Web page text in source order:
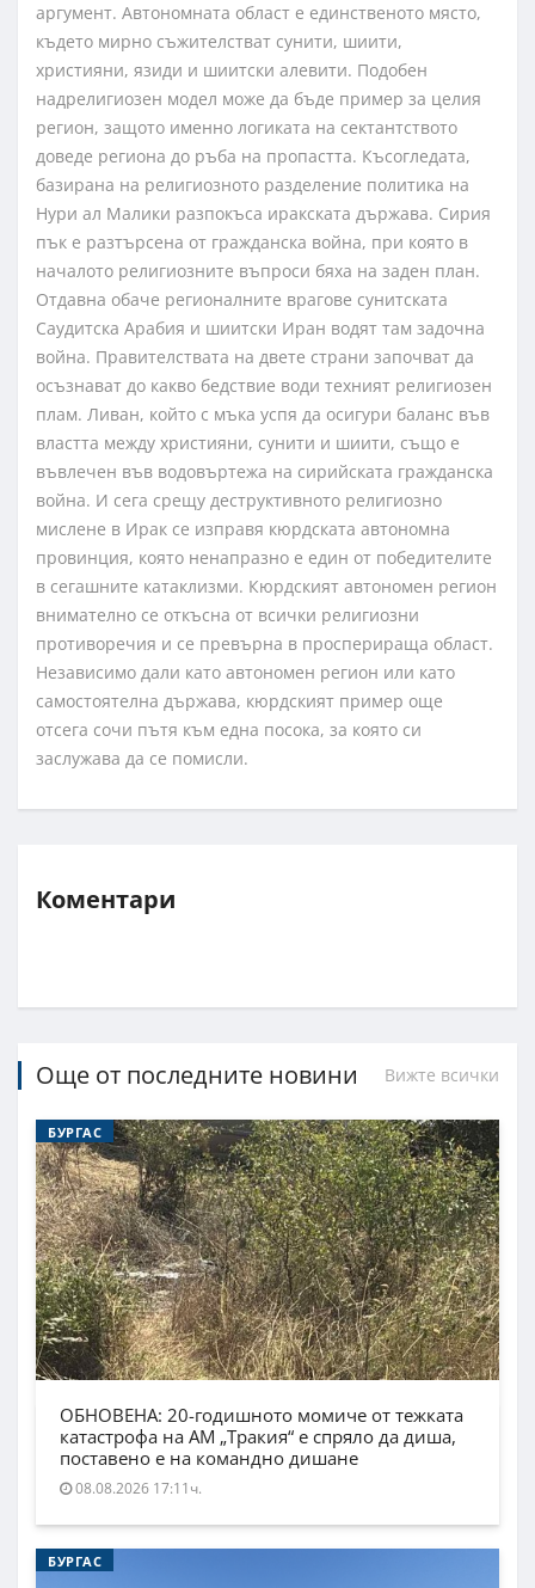
аргумент. Автономната област е единственото място,
където мирно съжителстват сунити, шиити,
християни, язиди и шиитски алевити. Подобен
надрелигиозен модел може да бъде пример за целия
регион, защото именно логиката на сектантството
доведе региона до ръба на пропастта. Късогледата,
базирана на религиозното разделение политика на
Нури ал Малики разпокъса иракската държава. Сирия
пък е разтърсена от гражданска война, при която в
началото религиозните въпроси бяха на заден план.
Отдавна обаче регионалните врагове сунитската
Саудитска Арабия и шиитски Иран водят там задочна
война. Правителствата на двете страни започват да
осъзнават до какво бедствие води техният религиозен
плам. Ливан, който с мъка успя да осигури баланс във
властта между християни, сунити и шиити, също е
въвлечен във водовъртежа на сирийската гражданска
война. И сега срещу деструктивното религиозно
мислене в Ирак се изправя кюрдската автономна
провинция, която ненапразно е един от победителите
в сегашните катаклизми. Кюрдският автономен регион
внимателно се откъсна от всички религиозни
противоречия и се превърна в просперираща област.
Независимо дали като автономен регион или като
самостоятелна държава, кюрдският пример още
отсега сочи пътя към една посока, за която си
заслужава да се помисли.
Коментари
Още от последните новини Вижте всички
БУРГАС
ОБНОВЕНА: 20-годишното момиче от тежката
катастрофа на АМ „Тракия“ е спряло да диша,
поставено е на командно дишане
08.08.2026 17:11ч.
БУРГАС